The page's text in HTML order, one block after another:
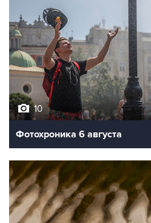
10
Фотохроника 6 августа